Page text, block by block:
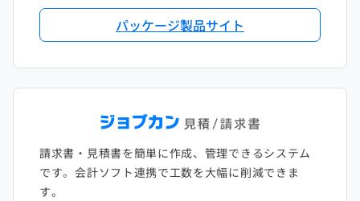
パッケージ製品サイト
請求書・見積書を簡単に作成、管理できるシステム
です。会計ソフト連携で工数を大幅に削減できま
す。